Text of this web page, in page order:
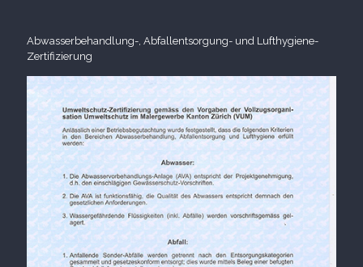
Abwasserbehandlung-, Abfallentsorgung- und Lufthygiene-
Zertifizierung